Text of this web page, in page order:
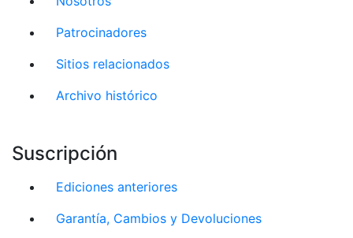
Patrocinadores
Sitios relacionados
Archivo histórico
Suscripción
Ediciones anteriores
Garantía, Cambios y Devoluciones